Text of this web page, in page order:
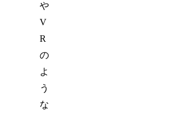
や
V
R
の
よ
う
な